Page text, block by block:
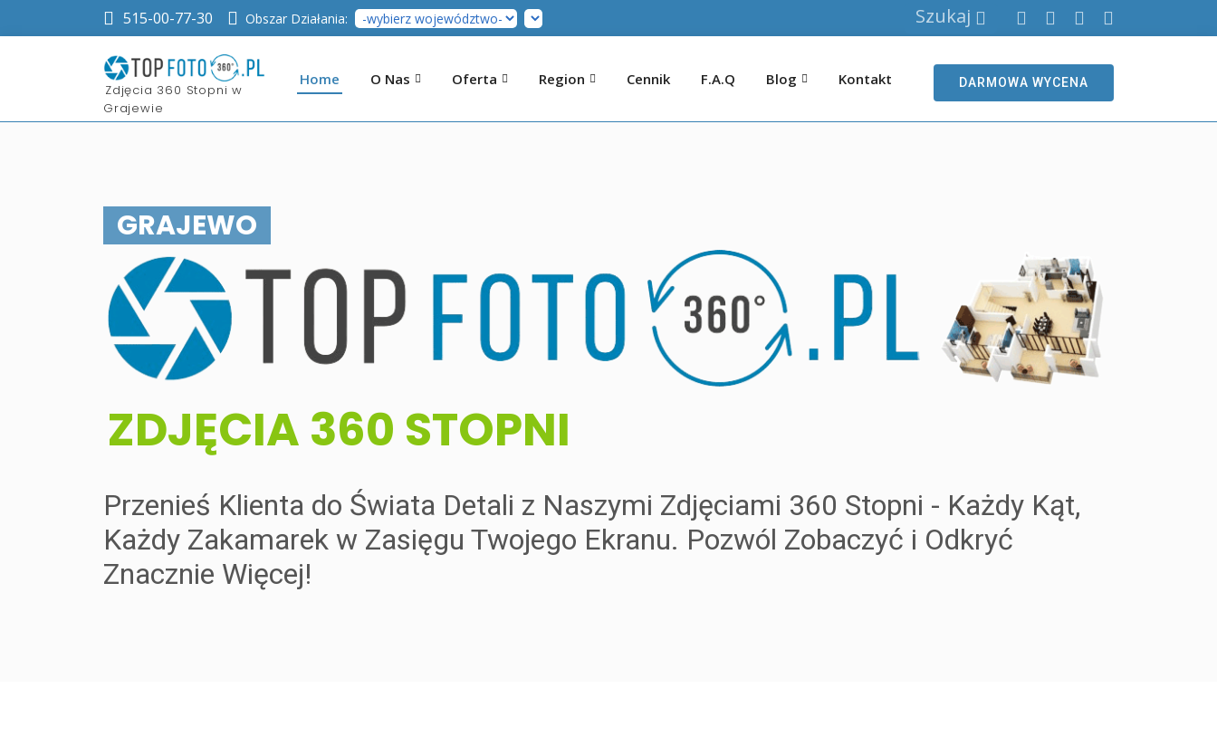
515-00-77-30 Obszar Działania: Szukaj
​Zdjęcia 360 Stopni w
Grajewie
Home O Nas Oferta Region Cennik F.A.Q Blog Kontakt DARMOWA WYCENA
GRAJEWO
​ZDJĘCIA 360 STOPNI
Przenieś Klienta do Świata Detali z Naszymi Zdjęciami 360 Stopni - Każdy Kąt,
Każdy Zakamarek w Zasięgu Twojego Ekranu. Pozwól Zobaczyć i Odkryć
Znacznie Więcej!